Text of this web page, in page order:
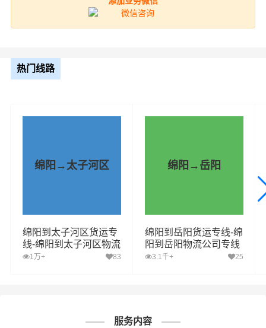
提供更加优质完善的一站式从绵阳到岳阳
县、梓潼县、北川县、平武县等地具有优势的物流网络资
汽车快运，铁路特快运输，航空货运代理，仓储物流配
内率先开通绵阳至岳阳的物流专线往返运输业务，简化了
财根物流公司秉承用心呵护，值得托付的服务理念，凭借
各行各业提供我们的物流服务，也得到了很多客户的认可
热门线路
绵阳→太子河区
绵阳到太子河区货运专
线-绵阳到太子河区物流
公司专线直达
1万+ 83
绵阳→岳阳
绵阳到岳阳货运专线-绵
阳到岳阳物流公司专线
直达
3.1千+ 25
服务内容